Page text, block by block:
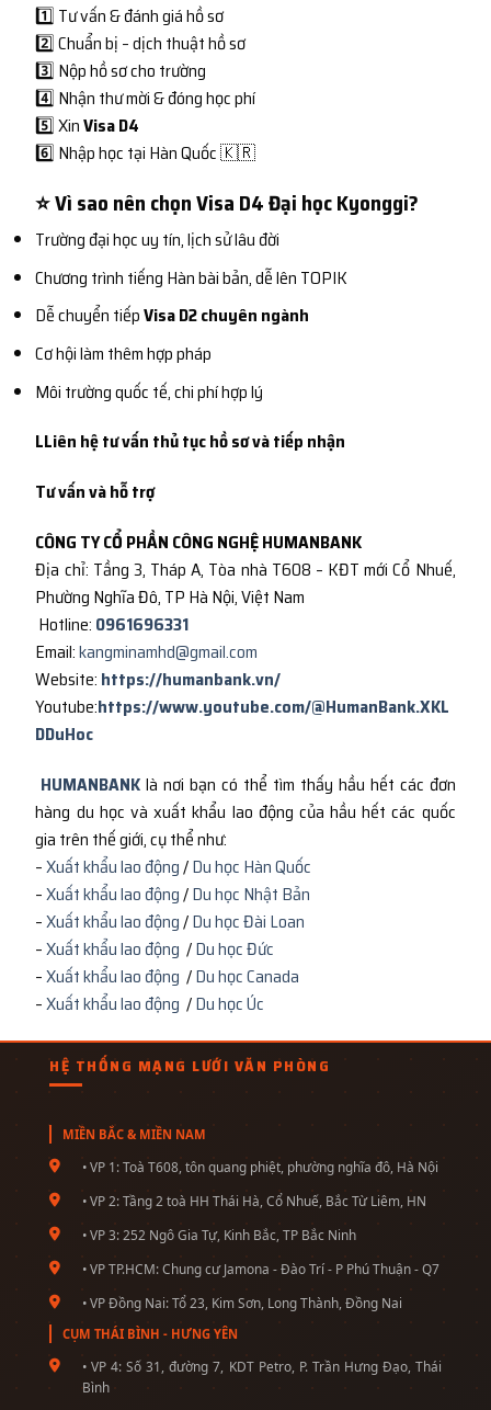
1️⃣ Tư vấn & đánh giá hồ sơ
2️⃣ Chuẩn bị – dịch thuật hồ sơ
3️⃣ Nộp hồ sơ cho trường
4️⃣ Nhận thư mời & đóng học phí
5️⃣ XinVisa D4
6️⃣ Nhập học tại Hàn Quốc 🇰🇷
⭐ Vì sao nên chọn Visa D4 Đại học Kyonggi?
Trường đại học uy tín, lịch sử lâu đời
Chương trình tiếng Hàn bài bản, dễ lên TOPIK
Dễ chuyển tiếpVisa D2 chuyên ngành
Cơ hội làm thêm hợp pháp
Môi trường quốc tế, chi phí hợp lý
LLiên hệ tư vấn thủ tục hồ sơ và tiếp nhận
Tư vấn và hỗ trợ
CÔNG TY CỔ PHẦN CÔNG NGHỆ HUMANBANK
Địa chỉ: Tầng 3, Tháp A, Tòa nhà T608 – KĐT mới Cổ Nhuế,
Phường Nghĩa Đô, TP Hà Nội, Việt Nam
Hotline: 0961696331
Email:kangminamhd@gmail.com
Website: https://humanbank.vn/
Youtube:https://www.youtube.com/@HumanBank.XKL
DDuHoc
HUMANBANK là nơi bạn có thể tìm thấy hầu hết các đơn
hàng du học và xuất khẩu lao động của hầu hết các quốc
gia trên thế giới, cụ thể như:
–Xuất khẩu lao động/Du học Hàn Quốc
–Xuất khẩu lao động/Du học Nhật Bản
–Xuất khẩu lao động/Du học Đài Loan
–Xuất khẩu lao động /Du học Đức
–Xuất khẩu lao động /Du học Canada
–Xuất khẩu lao động /Du học Úc
HỆ THỐNG MẠNG LƯỚI VĂN PHÒNG
MIỀN BẮC & MIỀN NAM
• VP 1: Toà T608, tôn quang phiệt, phường nghĩa đô, Hà Nội
• VP 2: Tầng 2 toà HH Thái Hà, Cổ Nhuế, Bắc Từ Liêm, HN
• VP 3: 252 Ngô Gia Tự, Kinh Bắc, TP Bắc Ninh
• VP TP.HCM: Chung cư Jamona - Đào Trí - P Phú Thuận - Q7
• VP Đồng Nai: Tổ 23, Kim Sơn, Long Thành, Đồng Nai
CỤM THÁI BÌNH - HƯNG YÊN
• VP 4: Số 31, đường 7, KDT Petro, P. Trần Hưng Đạo, Thái
Bình